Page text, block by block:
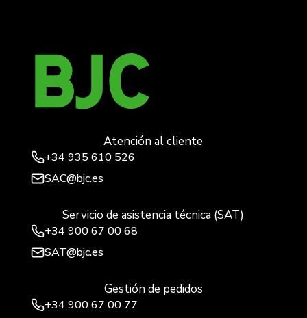
Atención al cliente
+34 935 610 526
SAC@bjc.es
Servicio de asistencia técnica (SAT)
+34 900 67 00 68
SAT@bjc.es
Gestión de pedidos
+34 900 67 00 77